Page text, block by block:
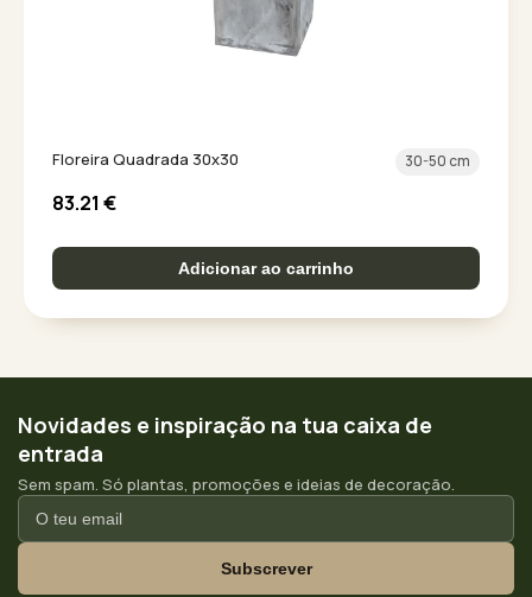
Floreira Quadrada 30x30 30-50 cm
83.21 €
Adicionar ao carrinho
Novidades e inspiração na tua caixa de
entrada
Sem spam. Só plantas, promoções e ideias de decoração.
Subscrever